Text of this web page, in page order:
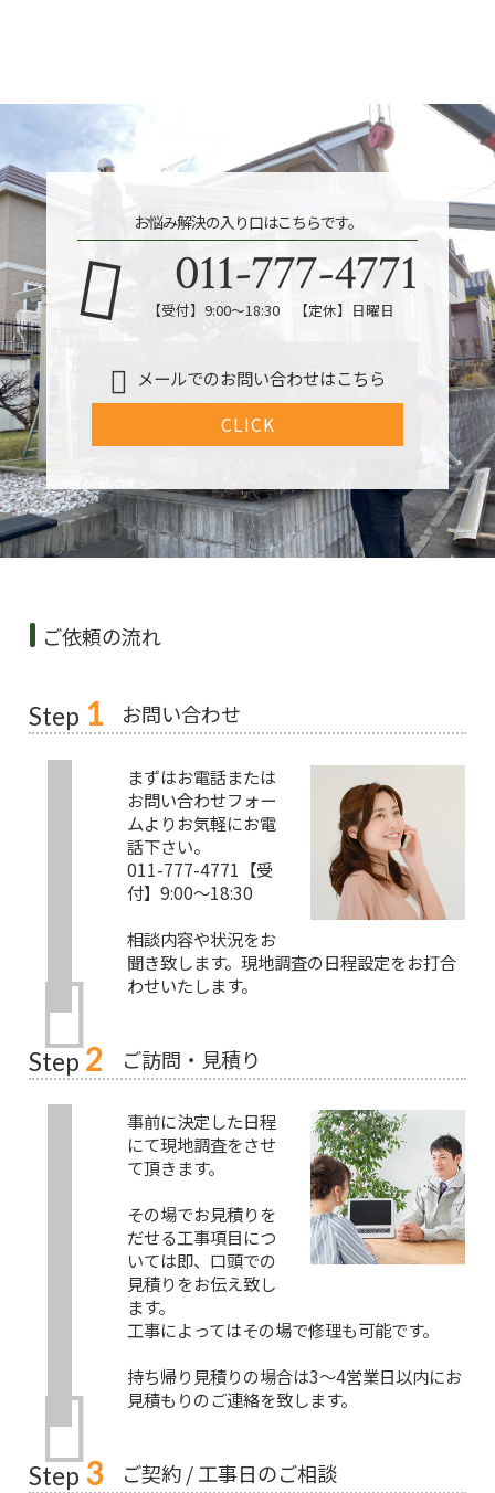
お悩み解決の入り口はこちらです。
011-777-4771
【受付】9:00～18:30 【定休】日曜日
メールでのお問い合わせはこちら
CLICK
ご依頼の流れ
Step 1 お問い合わせ
まずはお電話または
お問い合わせフォー
ムよりお気軽にお電
話下さい。
011-777-4771【受
付】9:00～18:30
相談内容や状況をお
聞き致します。現地調査の日程設定をお打合
わせいたします。
Step 2 ご訪問・見積り
事前に決定した日程
にて現地調査をさせ
て頂きます。
その場でお見積りを
だせる工事項目につ
いては即、口頭での
見積りをお伝え致し
ます。
工事によってはその場で修理も可能です。
持ち帰り見積りの場合は3～4営業日以内にお
見積もりのご連絡を致します。
Step 3 ご契約 / 工事日のご相談